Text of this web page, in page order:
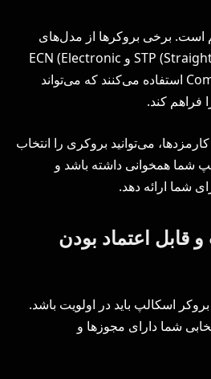
است. برخی بروکرها از مدل‌های
STP (Straight Through Processing) و ECN (Electronic
Communication Network) استفاده می‌کنند که می‌تواند
فراهم کند.
می‌توانید بروکری را انتخاب
شما همخوانی داشته باشد و
شما ارائه دهد.
قابل اعتماد بودن
اسکالپ باید در اولویت باشد.
شما دارای مجوزها و